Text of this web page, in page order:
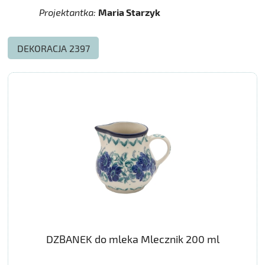
Projektantka: Maria Starzyk
DEKORACJA 2397
DZBANEK do mleka Mlecznik 200 ml